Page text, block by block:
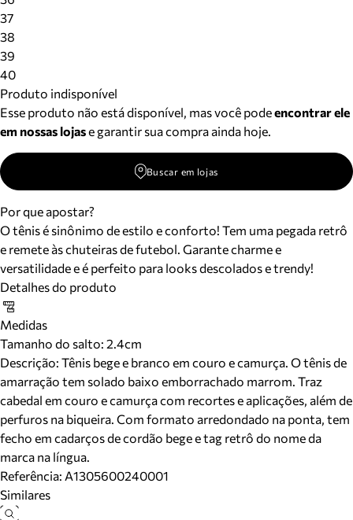
37
38
39
40
Produto indisponível
Esse produto não está disponível, mas você podeencontrar ele
em nossas lojase garantir sua compra ainda hoje.
Buscar em lojas
Por que apostar?
O tênis é sinônimo de estilo e conforto! Tem uma pegada retrô
e remete às chuteiras de futebol. Garante charme e
versatilidade e é perfeito para looks descolados e trendy!
Detalhes do produto
Medidas
Tamanho do salto: 2.4cm
Descrição: Tênis bege e branco em couro e camurça. O tênis de
amarração tem solado baixo emborrachado marrom. Traz
cabedal em couro e camurça com recortes e aplicações, além de
perfuros na biqueira. Com formato arredondado na ponta, tem
fecho em cadarços de cordão bege e tag retrô do nome da
marca na língua.
Referência: A1305600240001
Similares